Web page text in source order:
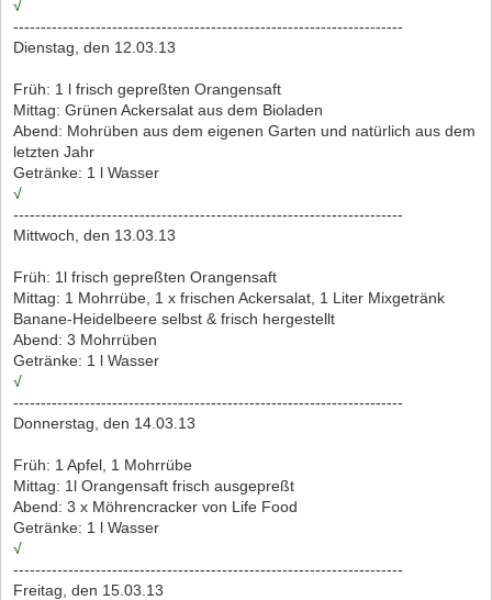
√
-----------------------------------------------------------------------
Dienstag, den 12.03.13
Früh: 1 l frisch gepreßten Orangensaft
Mittag: Grünen Ackersalat aus dem Bioladen
Abend: Mohrüben aus dem eigenen Garten und natürlich aus dem
letzten Jahr
Getränke: 1 l Wasser
√
-----------------------------------------------------------------------
Mittwoch, den 13.03.13
Früh: 1l frisch gepreßten Orangensaft
Mittag: 1 Mohrrübe, 1 x frischen Ackersalat, 1 Liter Mixgetränk
Banane-Heidelbeere selbst & frisch hergestellt
Abend: 3 Mohrrüben
Getränke: 1 l Wasser
√
-----------------------------------------------------------------------
Donnerstag, den 14.03.13
Früh: 1 Apfel, 1 Mohrrübe
Mittag: 1l Orangensaft frisch ausgepreßt
Abend: 3 x Möhrencracker von Life Food
Getränke: 1 l Wasser
√
-----------------------------------------------------------------------
Freitag, den 15.03.13